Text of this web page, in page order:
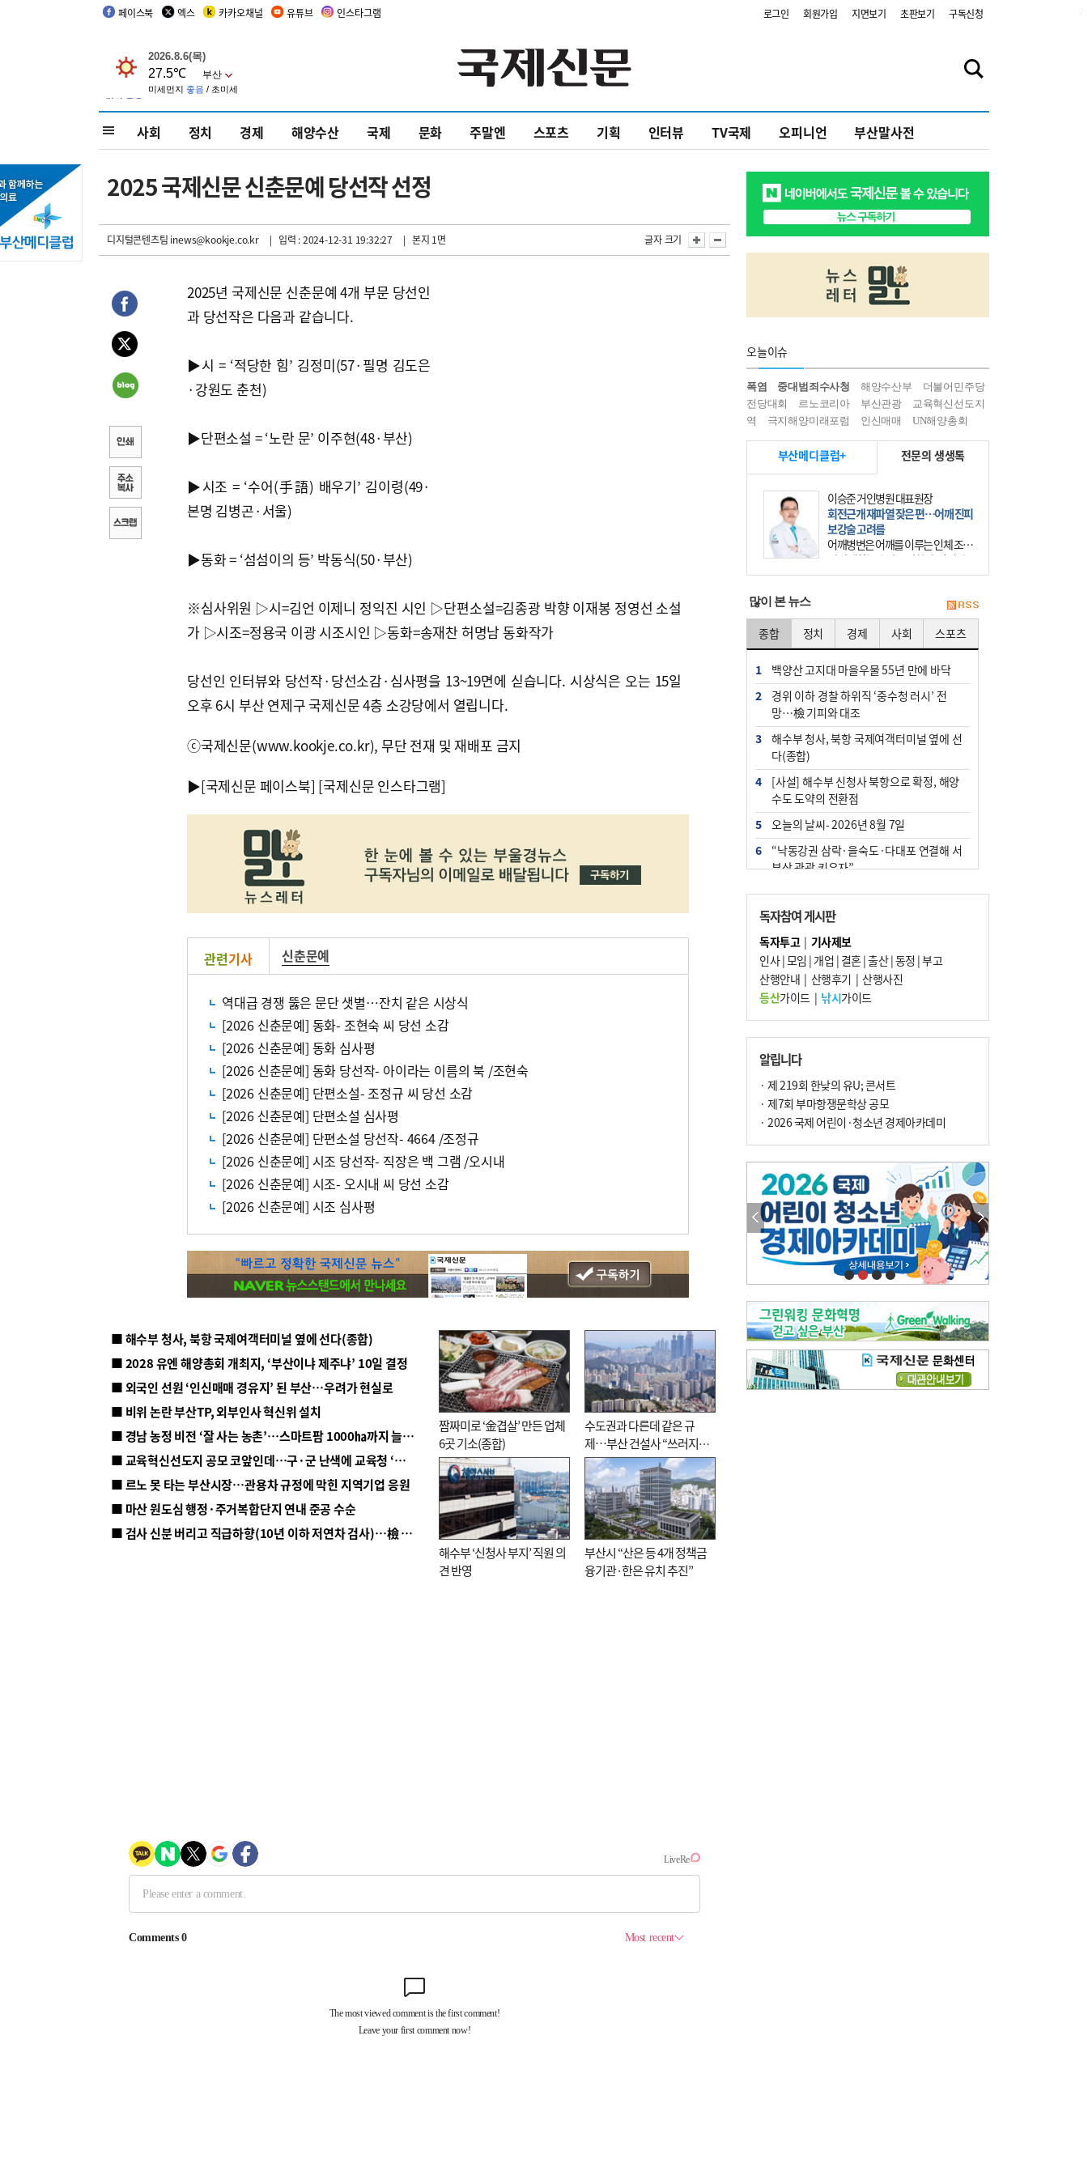
페이스북 엑스 카카오채널 유튜브 인스타그램 로그인 회원가입 지면보기 초판보기 구독신청
사회 정치 경제 해양수산 국제 문화 주말엔 스포츠 기획 인터뷰 TV국제 오피니언 부산말사전
2025 국제신문 신춘문예 당선작 선정
디지털콘텐츠팀 inews@kookje.co.kr | 입력 : 2024-12-31 19:32:27 | 본지 1면 글자 크기
2025년 국제신문 신춘문예 4개 부문 당선인
과 당선작은 다음과 같습니다.
▶시 = ‘적당한 힘’ 김정미(57·필명 김도은
·강원도 춘천)
▶단편소설 = ‘노란 문’ 이주현(48·부산)
▶시조 = ‘수어(手語) 배우기’ 김이령(49·
본명 김병곤·서울)
▶동화 = ‘섬섬이의 등’ 박동식(50·부산)
※심사위원 ▷시=김언 이제니 정익진 시인 ▷단편소설=김종광 박향 이재봉 정영선 소설
가 ▷시조=정용국 이광 시조시인 ▷동화=송재찬 허명남 동화작가
당선인 인터뷰와 당선작·당선소감·심사평을 13~19면에 싣습니다. 시상식은 오는 15일
오후 6시 부산 연제구 국제신문 4층 소강당에서 열립니다.
ⓒ국제신문(www.kookje.co.kr), 무단 전재 및 재배포 금지
▶[국제신문 페이스북] [국제신문 인스타그램]
관련기사 신춘문예
역대급 경쟁 뚫은 문단 샛별…잔치 같은 시상식
[2026 신춘문예] 동화- 조현숙 씨 당선 소감
[2026 신춘문예] 동화 심사평
[2026 신춘문예] 동화 당선작- 아이라는 이름의 북 /조현숙
[2026 신춘문예] 단편소설- 조정규 씨 당선 소감
[2026 신춘문예] 단편소설 심사평
[2026 신춘문예] 단편소설 당선작- 4664 /조정규
[2026 신춘문예] 시조 당선작- 직장은 백 그램 /오시내
[2026 신춘문예] 시조- 오시내 씨 당선 소감
[2026 신춘문예] 시조 심사평
■ 해수부 청사, 북항 국제여객터미널 옆에 선다(종합)
■ 2028 유엔 해양총회 개최지, ‘부산이냐 제주냐’ 10일 결정
■ 외국인 선원 ‘인신매매 경유지’ 된 부산…우려가 현실로
■ 비위 논란 부산TP, 외부인사 혁신위 설치
■ 경남 농정 비전 ‘잘 사는 농촌’…스마트팜 1000㏊까지 늘린다
■ 교육혁신선도지 공모 코앞인데…구·군 난색에 교육청 ‘쩔쩔’
■ 르노 못 타는 부산시장…관용차 규정에 막힌 지역기업 응원
■ 마산 원도심 행정·주거복합단지 연내 준공 수순
■ 검사 신분 버리고 직급하향(10년 이하 저연차 검사)…檢 중수청행 기피
짬짜미로 ‘金겹살’ 만든 업체
6곳 기소(종합)
수도권과 다른데 같은 규
제…부산 건설사 “쓰러지기
직전”
해수부 ‘신청사 부지’ 직원 의
견 반영
부산시 “산은 등 4개 정책금
융기관·한은 유치 추진”
오늘이슈
폭염 중대범죄수사청 해양수산부
더불어민주당
전당대회
르노코리아 부산관광
교육혁신선도지
역
극지해양미래포럼 인신매매 UN해양총회
부산메디클럽+ 전문의 생생톡
이승준 거인병원 대표원장
회전근개 재파열 잦은 편…어깨 진피
보강술 고려를
어깨병변은 어깨를 이루는 인체 조직
에 발생하는 손상을 말한다. 여기에
는 오십견과 회전근개 증후군, 어깨
많이 본 뉴스
종합 정치 경제 사회 스포츠
1
백양산 고지대 마을우물 55년 만에 바닥
2
경위 이하 경찰 하위직 ‘중수청 러시’ 전
망…檢 기피와 대조
3
해수부 청사, 북항 국제여객터미널 옆에 선
다(종합)
4
[사설] 해수부 신청사 북항으로 확정, 해양
수도 도약의 전환점
5
오늘의 날씨- 2026년 8월 7일
6
“낙동강권 삼락·을숙도·다대포 연결해 서
부산 관광 키우자”
7
부울경 주말부터 비소식…‘극한 폭염’ 한풀
꺾일 듯
8
피란마을 67년 역사인데…전교생 24명 아
미초 통폐합 기로
9
교육혁신선도지 공모 코앞인데…구·군 난
색에 교육청 ‘쩔쩔’
10 2028 유엔 해양총회 개최지, ‘부산이냐 제
주냐’ 10일 결정
독자참여 게시판
독자투고| 기사제보
인사|모임 | 개업 | 결혼|출산|동정 |부고
산행안내 | 산행후기 | 산행사진
등산가이드| 낚시가이드
알립니다
· 제 219회 한낮의 유U; 콘서트
· 제7회 부마항쟁문학상 공모
· 2026 국제 어린이·청소년 경제아카데미